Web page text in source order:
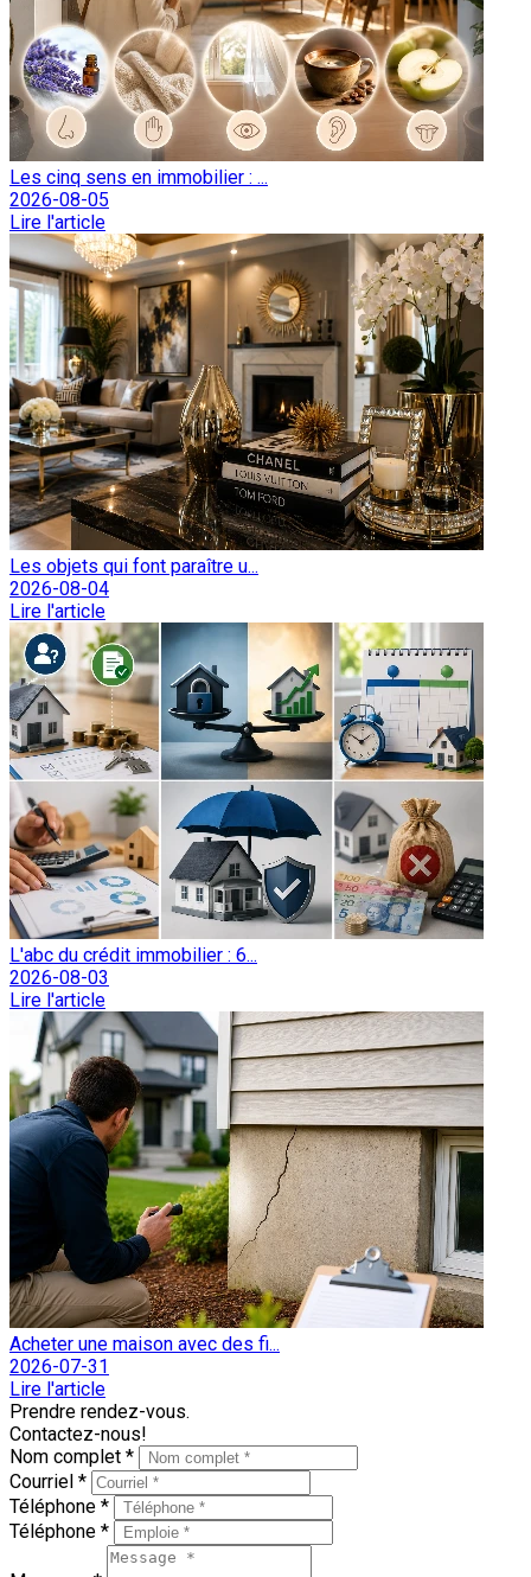
Les cinq sens en immobilier : ...
2026-08-05
Lire l'article
Les objets qui font paraître u...
2026-08-04
Lire l'article
L'abc du crédit immobilier : 6...
2026-08-03
Lire l'article
Acheter une maison avec des fi...
2026-07-31
Lire l'article
Prendre rendez-vous.
Contactez-nous!
Nom complet *
Courriel *
Téléphone *
Téléphone *